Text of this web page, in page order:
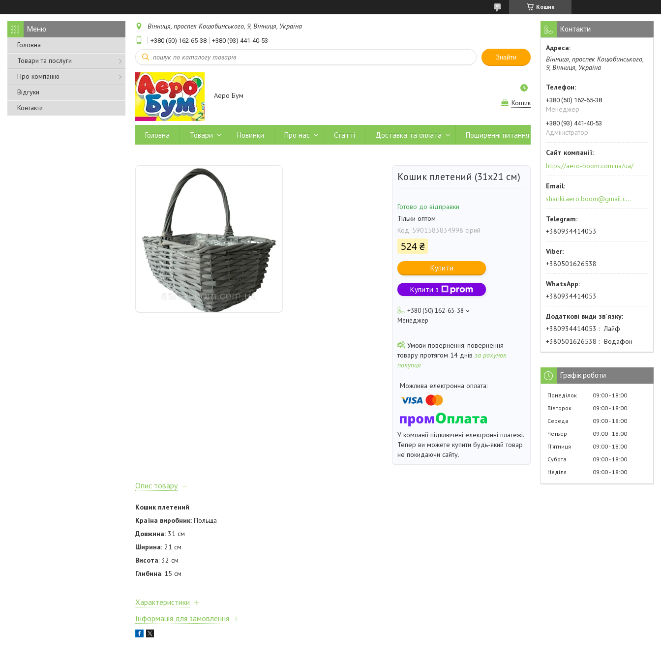
Кошик
Головна
Товари та послуги
Про компанію
Відгуки
Контакти
Вінниця, проспек Коцюбинського, 9, Вінниця, Україна
+380 (50) 162-65-38 +380 (93) 441-40-53
Знайти
Аеро Бум
Кошик
Головна Товари Новинки Про нас Статті Доставка та оплата Поширенні питання
Кошик плетений (31х21 см)
Готово до відправки
Тільки оптом
Код: 5901583834998 сірий
524 ₴
Купити
Купити з
+380 (50) 162-65-38
Менеджер
повернення
товару протягом 14 днів за рахунок
покупця
У компанії підключені електронні платежі.
Тепер ви можете купити будь-який товар
не покидаючи сайту.
Опис товару
Кошик плетений
Країна виробник: Польща
Довжина: 31 см
Ширина: 21 см
Висота: 32 см
Глибина: 15 см
Характеристики
Інформація для замовлення
Контакти
Вінниця, проспек Коцюбинського,
9, Вінниця, Україна
+380 (50) 162-65-38
Менеджер
+380 (93) 441-40-53
Адміністратор
https://aero-boom.com.ua/ua/
shariki.aero.boom@gmail.com
+380934414053
+380501626538
+380934414053
+380934414053
Лайф
+380501626538
Водафон
Графік роботи
Понеділок 09:00 18:00
Вівторок
09:00 18:00
Середа
09:00 18:00
Четвер
09:00 18:00
Пʼятниця
09:00 18:00
Субота
09:00 18:00
Неділя
09:00 18:00